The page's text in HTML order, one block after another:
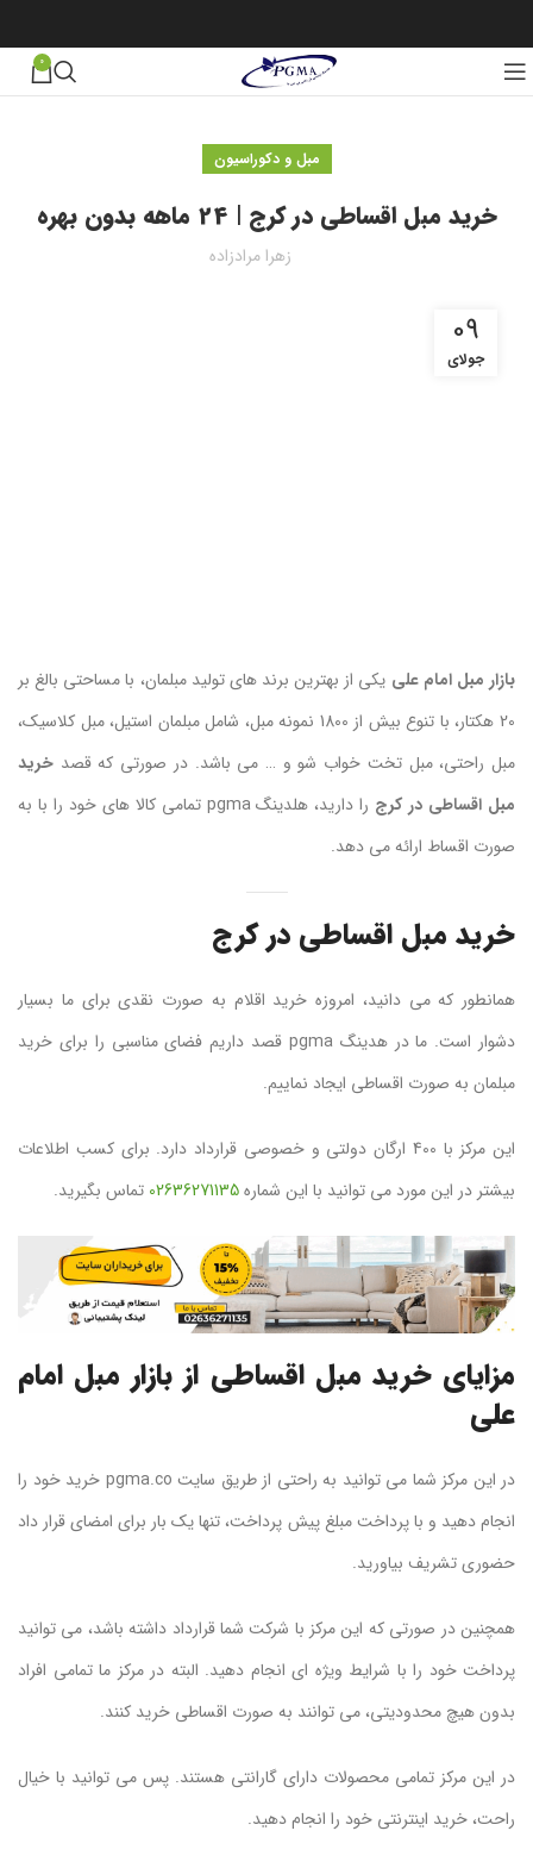
0
مبل و دکوراسیون
خرید مبل اقساطی در کرج | 24 ماهه بدون بهره
زهرا مرادزاده
09
جولای
بازار مبل امام علی یکی از بهترین برند های تولید مبلمان، با مساحتی بالغ بر
20 هکتار، با تنوع بیش از 1800 نمونه مبل، شامل مبلمان استیل، مبل کلاسیک،
مبل راحتی، مبل تخت خواب شو و … می باشد. در صورتی که قصد خرید
مبل اقساطی در کرج
را دارید، هلدینگ pgma تمامی کالا های خود را با به
صورت اقساط ارائه می دهد.
خرید مبل اقساطی در کرج
همانطور که می دانید، امروزه خرید اقلام به صورت نقدی برای ما بسیار
دشوار است. ما در هدینگ pgma قصد داریم فضای مناسبی را برای خرید
مبلمان به صورت اقساطی ایجاد نماییم.
این مرکز با 400 ارگان دولتی و خصوصی قرارداد دارد. برای کسب اطلاعات
بیشتر در این مورد می توانید با این شماره02636271135 تماس بگیرید.
مزایای خرید مبل اقساطی از بازار مبل امام
علی
در این مرکز شما می توانید به راحتی از طریق سایت pgma.co خرید خود را
انجام دهید و با پرداخت مبلغ پیش پرداخت، تنها یک بار برای امضای قرار داد
حضوری تشریف بیاورید.
همچنین در صورتی که این مرکز با شرکت شما قرارداد داشته باشد، می توانید
پرداخت خود را با شرایط ویژه ای انجام دهید. البته در مرکز ما تمامی افراد
بدون هیچ محدودیتی، می توانند به صورت اقساطی خرید کنند.
در این مرکز تمامی محصولات دارای گارانتی هستند. پس می توانید با خیال
راحت، خرید اینترنتی خود را انجام دهید.